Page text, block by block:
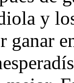
y
ganar